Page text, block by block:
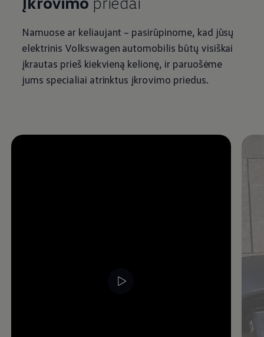
Namuose ar keliaujant – pasirūpinome, kad jūsų
elektrinis Volkswagen automobilis būtų visiškai
įkrautas prieš kiekvieną kelionę, ir paruošėme
jums specialiai atrinktus įkrovimo priedus.